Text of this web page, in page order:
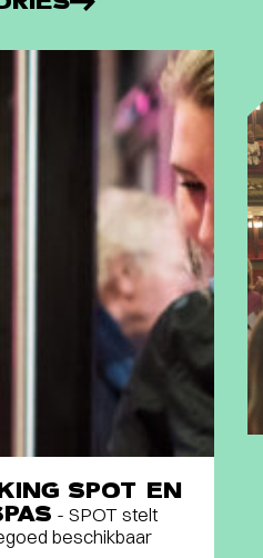
SPOT EN
- SPOT stelt
beschikbaar